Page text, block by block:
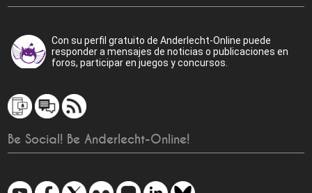
Con su perfil gratuito de Anderlecht-Online puede
responder a mensajes de noticias o publicaciones en
foros, participar en juegos y concursos.
Be Social! Be Anderlecht-Online!